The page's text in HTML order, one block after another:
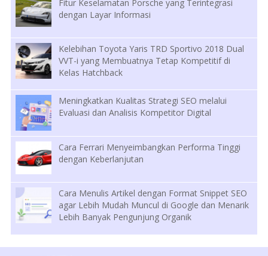
Fitur Keselamatan Porsche yang Terintegrasi
dengan Layar Informasi
Kelebihan Toyota Yaris TRD Sportivo 2018 Dual
VVT-i yang Membuatnya Tetap Kompetitif di
Kelas Hatchback
Meningkatkan Kualitas Strategi SEO melalui
Evaluasi dan Analisis Kompetitor Digital
Cara Ferrari Menyeimbangkan Performa Tinggi
dengan Keberlanjutan
Cara Menulis Artikel dengan Format Snippet SEO
agar Lebih Mudah Muncul di Google dan Menarik
Lebih Banyak Pengunjung Organik